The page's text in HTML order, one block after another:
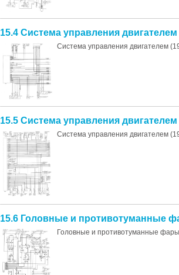
15.4 Система управления двигателем
Система управления двигателем
15.5 Система управления двигателем
Система управления двигателем
15.6 Головные и противотуманные
Головные и противотуманные